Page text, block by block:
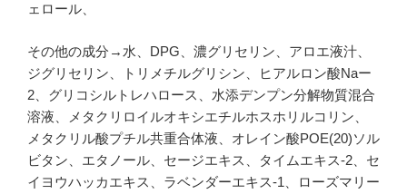
ェロール、
その他の成分→水、DPG、濃グリセリン、アロエ液汁、
ジグリセリン、トリメチルグリシン、ヒアルロン酸Naー
2、グリコシルトレハロース、水添デンプン分解物質混合
溶液、メタクリロイルオキシエチルホスホリルコリン、
メタクリル酸プチル共重合体液、オレイン酸POE(20)ソル
ビタン、エタノール、セージエキス、タイムエキス-2、セ
イヨウハッカエキス、ラベンダーエキス-1、ローズマリー